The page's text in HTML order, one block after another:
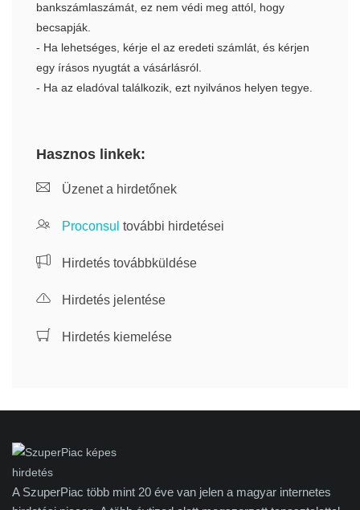
bankszámlaszámát, ez nem védi meg attól, hogy
becsapják.
- Ha lehetséges, kérje el az eredeti számlát, és kérjen
egy írásos nyugtát a vásárlásról.
- Ha az eladóval találkozik, ezt nyilvános helyen tegye.
Hasznos linkek:
Üzenet a hirdetőnek
Proconsul további hirdetései
Hirdetés továbbküldése
Hirdetés jelentése
Hirdetés kiemelése
A SzuperPiac több mint 20 éve van jelen a magyar internetes